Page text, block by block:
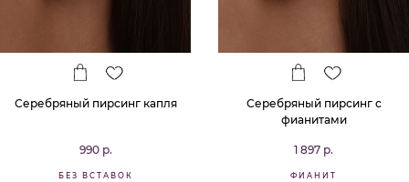
Серебряный пирсинг капля
990 р.
БЕЗ ВСТАВОК
Серебряный пирсинг с
фианитами
1 897 р.
ФИАНИТ